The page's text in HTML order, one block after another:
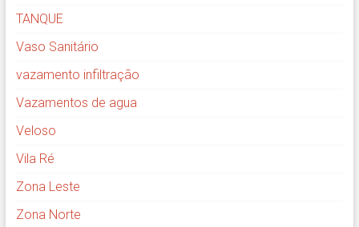
TANQUE
Vaso Sanitário
vazamento infiltração
Vazamentos de agua
Veloso
Vila Ré
Zona Leste
Zona Norte